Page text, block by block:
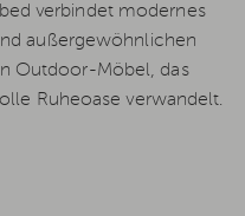
verbindet modernes
außergewöhnlichen
Outdoor-Möbel, das
Ruheoase verwandelt.